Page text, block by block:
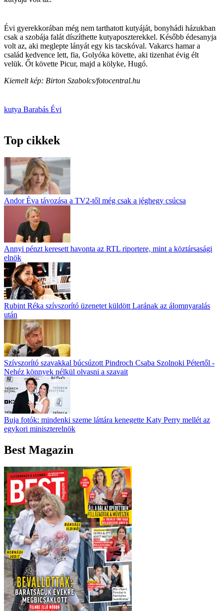
Évi gyerekkorában még nem tarthatott kutyáját, bonyhádi házukban
csak a szobája falát díszíthette kutyaposzterekkel. Később édesanyja
volt az, aki meglepte lányát egy kis tacskóval. Vakarcs hamar a
család kedvence lett, fia, Golyóka követte, aki tizenhat évig élt
velük. Őt követte Picur, majd a kölyke, Hugó.
Kiemelt kép: Birton Szabolcs/fotocentral.hu
kutya Barabás Évi
Top cikkek
Andor Éva távozása a TV2-től még csak a jéghegy csúcsa
Annyi pénzt keresett havonta az RTL riportere, mint a köztársasági
elnök
Rubint Réka szívszorító üzenetet küldött Larának az álomnyaralás
után
Szívszorító szavakkal búcsúzott Pindroch Csaba Szolnoki Pétertől -
Nehéz könnyek nélkül olvasni a szavait
Buja fotók: mindenki szeme láttára kenegette Katy Perry mellét az
egykori miniszterelnök
Best Magazin